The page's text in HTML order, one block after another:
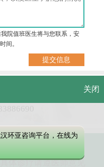
院值班医生将与您联系，安
间。
硚口区解放大道479号
话：
中医白癜风医院
体诊疗请遵医师意见
关闭
环亚咨询平台，在线为